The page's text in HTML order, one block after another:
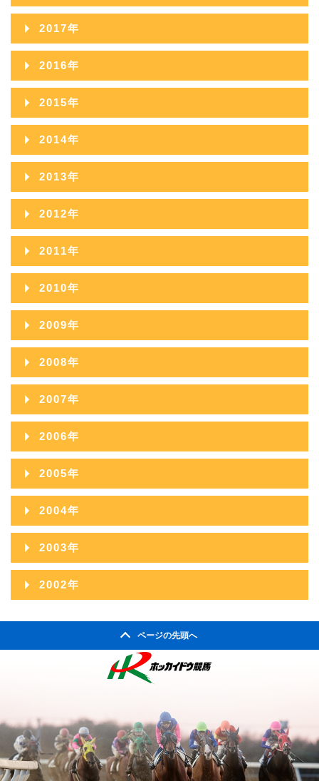
2020年10月
2020年09月
2020年08月
2020年07月
2020年06月
2020年05月
2020年03月
2020年02月
2020年01月
2019年11月
2019年10月
2019年09月
2019年08月
2019年07月
2019年06月
2019年05月
2019年03月
2019年02月
2019年01月
2018年12月
2018年11月
2018年10月
2018年09月
2018年08月
2018年07月
2018年06月
2018年05月
2018年03月
2018年02月
2018年01月
2017年
2017年12月
2017年11月
2017年10月
2017年09月
2017年08月
2017年07月
2017年06月
2017年05月
2017年03月
2017年02月
2017年01月
2016年
2016年12月
2016年11月
2016年10月
2016年09月
2016年08月
2016年07月
2016年06月
2016年05月
2016年03月
2016年02月
2016年01月
2015年
2015年12月
2015年11月
2015年10月
2015年09月
2015年08月
2015年07月
2015年06月
2015年05月
2015年03月
2015年02月
2015年01月
2014年
2014年12月
2014年11月
2014年10月
2014年09月
2014年08月
2014年07月
2014年06月
2014年05月
2014年03月
2014年02月
2014年01月
2013年
2013年12月
2013年11月
2013年10月
2013年09月
2013年08月
2013年07月
2013年06月
2013年05月
2013年03月
2013年02月
2013年01月
2012年
2012年12月
2012年11月
2012年10月
2012年09月
2012年08月
2012年07月
2012年06月
2012年05月
2012年03月
2012年02月
2012年01月
2011年
2011年12月
2011年11月
2011年10月
2011年09月
2011年08月
2011年07月
2011年06月
2011年05月
2011年03月
2011年02月
2010年
2010年12月
2010年11月
2010年10月
2010年09月
2010年08月
2010年07月
2010年06月
2010年05月
2010年03月
2009年
2009年12月
2009年11月
2009年10月
2009年09月
2009年08月
2009年07月
2009年06月
2009年05月
2009年03月
2008年
2008年12月
2008年11月
2008年10月
2008年09月
2008年08月
2008年07月
2008年06月
2008年05月
2008年01月
2007年
2007年12月
2007年11月
2007年10月
2007年09月
2007年08月
2007年07月
2007年02月
2007年01月
2006年
2006年12月
2006年11月
2006年10月
2006年09月
2006年08月
2006年03月
2006年02月
2005年
2005年12月
2005年11月
2005年10月
2005年09月
2005年08月
2005年07月
2005年04月
2005年03月
2004年
2004年12月
2004年11月
2004年10月
2004年06月
2004年05月
2003年
2003年12月
2003年07月
2003年06月
2002年
ページの先頭へ